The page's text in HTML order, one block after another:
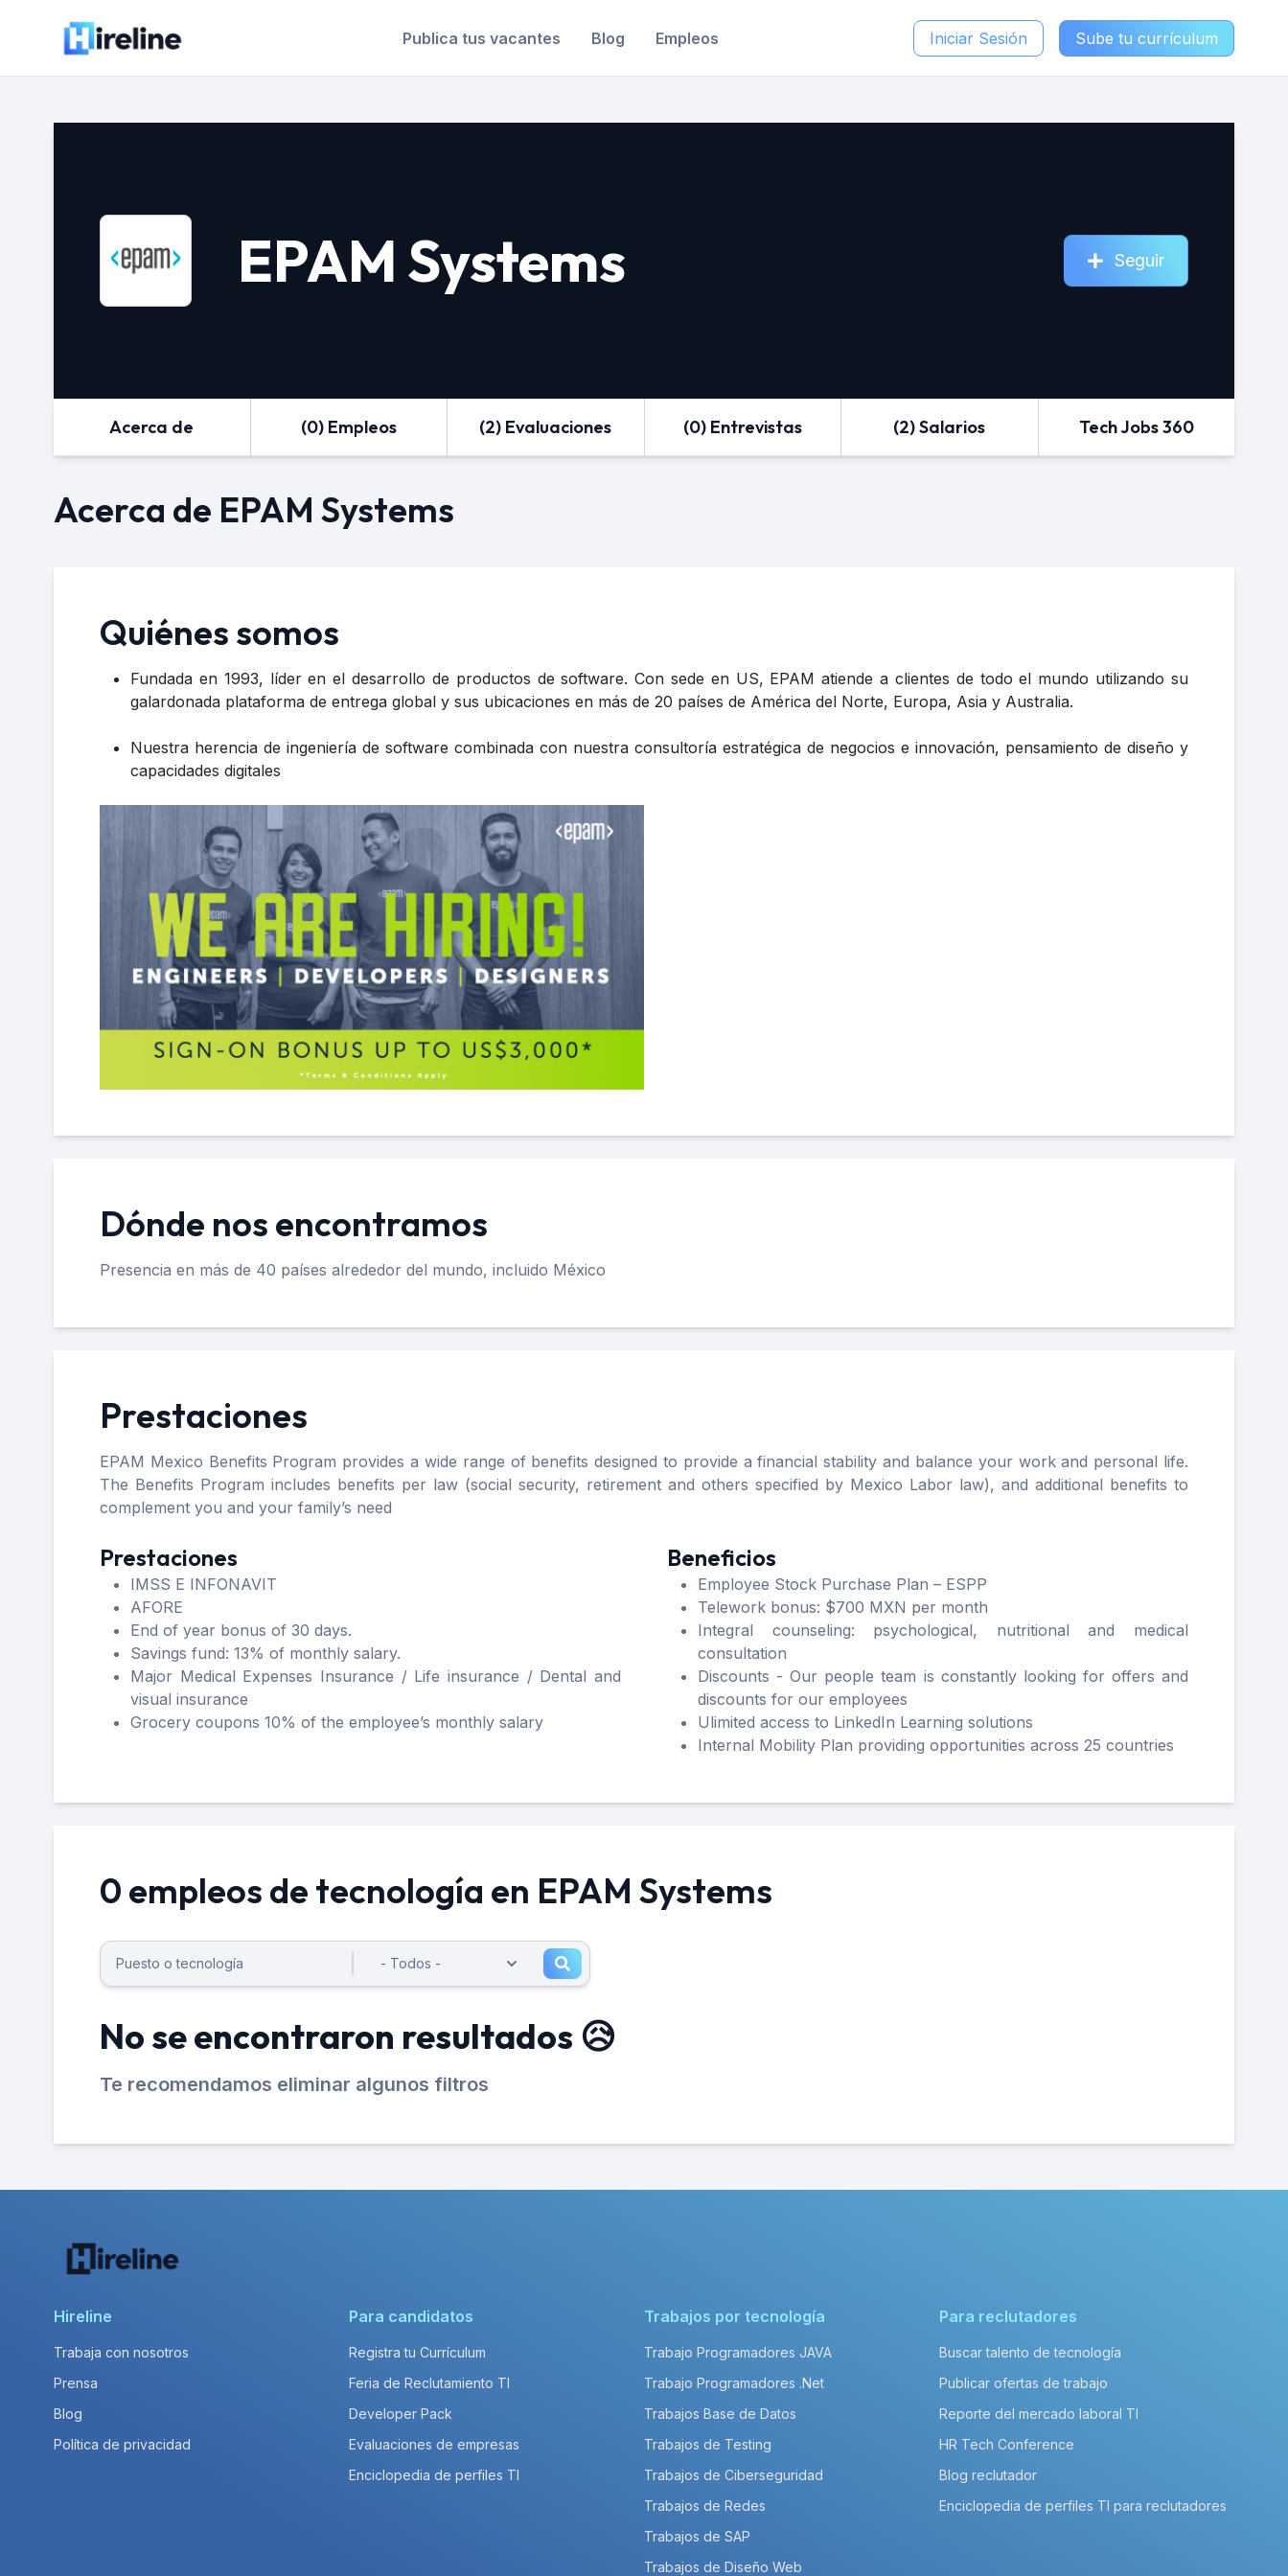
Publica tus vacantes Blog Empleos Iniciar Sesión Sube tu currículum
EPAM Systems Seguir
Acerca de (0) Empleos (2) Evaluaciones (0) Entrevistas (2) Salarios Tech Jobs 360
Acerca de EPAM Systems
Quiénes somos
Fundada en 1993, líder en el desarrollo de productos de software. Con sede en US, EPAM atiende a clientes de todo el mundo utilizando su
galardonada plataforma de entrega global y sus ubicaciones en más de 20 países de América del Norte, Europa, Asia y Australia.
Nuestra herencia de ingeniería de software combinada con nuestra consultoría estratégica de negocios e innovación, pensamiento de diseño y
capacidades digitales
Dónde nos encontramos
Presencia en más de 40 países alrededor del mundo, incluido México
Prestaciones
EPAM Mexico Benefits Program provides a wide range of benefits designed to provide a financial stability and balance your work and personal life.
The Benefits Program includes benefits per law (social security, retirement and others specified by Mexico Labor law), and additional benefits to
complement you and your family’s need
Prestaciones
IMSS E INFONAVIT
AFORE
End of year bonus of 30 days.
Savings fund: 13% of monthly salary.
Major Medical Expenses Insurance / Life insurance / Dental and
visual insurance
Grocery coupons 10% of the employee’s monthly salary
Beneficios
Employee Stock Purchase Plan – ESPP
Telework bonus: $700 MXN per month
Integral counseling: psychological, nutritional and medical
consultation
Discounts - Our people team is constantly looking for offers and
discounts for our employees
Ulimited access to LinkedIn Learning solutions
Internal Mobility Plan providing opportunities across 25 countries
0 empleos de tecnología en EPAM Systems
No se encontraron resultados 😥
Te recomendamos eliminar algunos filtros
Hireline
Trabaja con nosotros
Prensa
Blog
Política de privacidad
Para candidatos
Registra tu Currículum
Feria de Reclutamiento TI
Developer Pack
Evaluaciones de empresas
Enciclopedia de perfiles TI
Trabajos por tecnología
Trabajo Programadores JAVA
Trabajo Programadores .Net
Trabajos Base de Datos
Trabajos de Testing
Trabajos de Ciberseguridad
Trabajos de Redes
Trabajos de SAP
Trabajos de Diseño Web
Para reclutadores
Buscar talento de tecnología
Publicar ofertas de trabajo
Reporte del mercado laboral TI
HR Tech Conference
Blog reclutador
Enciclopedia de perfiles TI para reclutadores